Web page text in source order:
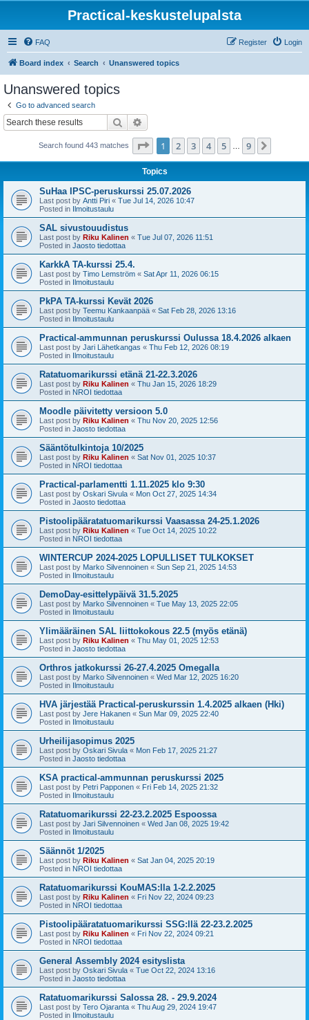
Practical-keskustelupalsta
FAQ Login
Register
Board index Search Unanswered topics
Unanswered topics
Go to advanced search
Search
Search found 443 matches Page 1of 9
1 2 3 4 5 9
Topics
SuHaa IPSC-peruskurssi 25.07.2026
Last post by Antti Piri « Tue Jul 14, 2026 10:47
Posted in Ilmoitustaulu
SAL sivustouudistus
Last post by Riku Kalinen « Tue Jul 07, 2026 11:51
Posted in Jaosto tiedottaa
KarkkA TA-kurssi 25.4.
Last post by Timo Lemström « Sat Apr 11, 2026 06:15
Posted in Ilmoitustaulu
PkPA TA-kurssi Kevät 2026
Last post by Teemu Kankaanpää « Sat Feb 28, 2026 13:16
Posted in Ilmoitustaulu
Practical-ammunnan peruskurssi Oulussa 18.4.2026 alkaen
Last post by Jari Lähetkangas « Thu Feb 12, 2026 08:19
Posted in Ilmoitustaulu
Ratatuomarikurssi etänä 21-22.3.2026
Last post by Riku Kalinen « Thu Jan 15, 2026 18:29
Posted in NROI tiedottaa
Moodle päivitetty versioon 5.0
Last post by Riku Kalinen « Thu Nov 20, 2025 12:56
Posted in Jaosto tiedottaa
Sääntötulkintoja 10/2025
Last post by Riku Kalinen « Sat Nov 01, 2025 10:37
Posted in NROI tiedottaa
Practical-parlamentti 1.11.2025 klo 9:30
Last post by Oskari Sivula « Mon Oct 27, 2025 14:34
Posted in Jaosto tiedottaa
Pistoolipääratatuomarikurssi Vaasassa 24-25.1.2026
Last post by Riku Kalinen « Tue Oct 14, 2025 10:22
Posted in NROI tiedottaa
WINTERCUP 2024-2025 LOPULLISET TULKOKSET
Last post by Marko Silvennoinen « Sun Sep 21, 2025 14:53
Posted in Ilmoitustaulu
DemoDay-esittelypäivä 31.5.2025
Last post by Marko Silvennoinen « Tue May 13, 2025 22:05
Posted in Ilmoitustaulu
Ylimääräinen SAL liittokokous 22.5 (myös etänä)
Last post by Riku Kalinen « Thu May 01, 2025 12:53
Posted in Jaosto tiedottaa
Orthros jatkokurssi 26-27.4.2025 Omegalla
Last post by Marko Silvennoinen « Wed Mar 12, 2025 16:20
Posted in Ilmoitustaulu
HVA järjestää Practical-peruskurssin 1.4.2025 alkaen (Hki)
Last post by Jere Hakanen « Sun Mar 09, 2025 22:40
Posted in Ilmoitustaulu
Urheilijasopimus 2025
Last post by Oskari Sivula « Mon Feb 17, 2025 21:27
Posted in Jaosto tiedottaa
KSA practical-ammunnan peruskurssi 2025
Last post by Petri Papponen « Fri Feb 14, 2025 21:32
Posted in Ilmoitustaulu
Ratatuomarikurssi 22-23.2.2025 Espoossa
Last post by Jari Silvennoinen « Wed Jan 08, 2025 19:42
Posted in Ilmoitustaulu
Säännöt 1/2025
Last post by Riku Kalinen « Sat Jan 04, 2025 20:19
Posted in NROI tiedottaa
Ratatuomarikurssi KouMAS:lla 1-2.2.2025
Last post by Riku Kalinen « Fri Nov 22, 2024 09:23
Posted in NROI tiedottaa
Pistoolipääratatuomarikurssi SSG:llä 22-23.2.2025
Last post by Riku Kalinen « Fri Nov 22, 2024 09:21
Posted in NROI tiedottaa
General Assembly 2024 esityslista
Last post by Oskari Sivula « Tue Oct 22, 2024 13:16
Posted in Jaosto tiedottaa
Ratatuomarikurssi Salossa 28. - 29.9.2024
Last post by Tero Ojaranta « Thu Aug 29, 2024 19:47
Posted in Ilmoitustaulu